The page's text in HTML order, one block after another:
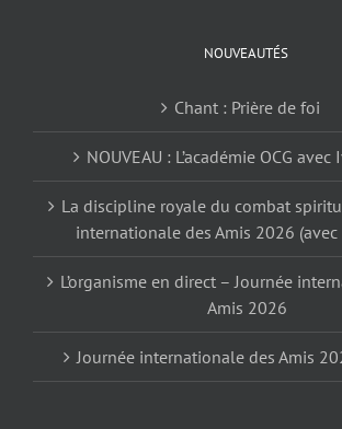
NOUVEAUTÉS
Chant : Prière de foi
NOUVEAU : L’académie OCG avec
La discipline royale du combat
internationale des Amis 2026 (avec
L’organisme en direct – Journée
Amis 2026
Journée internationale des Amis